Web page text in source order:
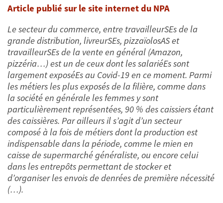
Article publié sur le site internet du NPA
Le secteur du commerce, entre travailleurSEs de la
grande distribution, livreurSEs, pizzaïolosAS et
travailleurSEs de la vente en général (Amazon,
pizzéria…) est un de ceux dont les salariéEs sont
largement exposéEs au Covid-19 en ce moment. Parmi
les métiers les plus exposés de la filière, comme dans
la société en générale les femmes y sont
particulièrement représentées, 90 % des caissiers étant
des caissières. Par ailleurs il s’agit d’un secteur
composé à la fois de métiers dont la production est
indispensable dans la période, comme le mien en
caisse de supermarché généraliste, ou encore celui
dans les entrepôts permettant de stocker et
d’organiser les envois de denrées de première nécessité
(…).